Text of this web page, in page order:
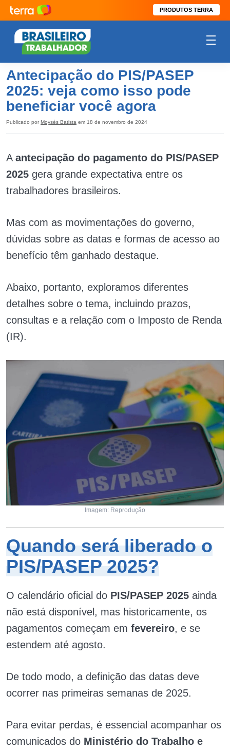
PRODUTOS TERRA
Antecipação do PIS/PASEP
2025: veja como isso pode
beneficiar você agora
Publicado por Moysés Batista em 18 de novembro de 2024
A antecipação do pagamento do PIS/PASEP
2025 gera grande expectativa entre os
trabalhadores brasileiros.
Mas com as movimentações do governo,
dúvidas sobre as datas e formas de acesso ao
benefício têm ganhado destaque.
Abaixo, portanto, exploramos diferentes
detalhes sobre o tema, incluindo prazos,
consultas e a relação com o Imposto de Renda
(IR).
Imagem: Reprodução
Quando será liberado o
PIS/PASEP 2025?
O calendário oficial do PIS/PASEP 2025 ainda
não está disponível, mas historicamente, os
pagamentos começam em fevereiro, e se
estendem até agosto.
De todo modo, a definição das datas deve
ocorrer nas primeiras semanas de 2025.
Para evitar perdas, é essencial acompanhar os
comunicados do Ministério do Trabalho e